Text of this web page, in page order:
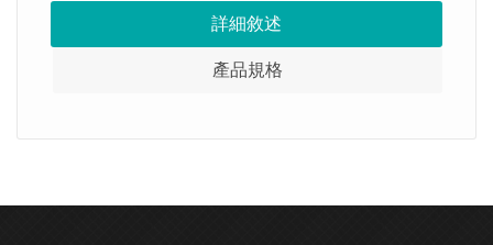
詳細敘述
產品規格